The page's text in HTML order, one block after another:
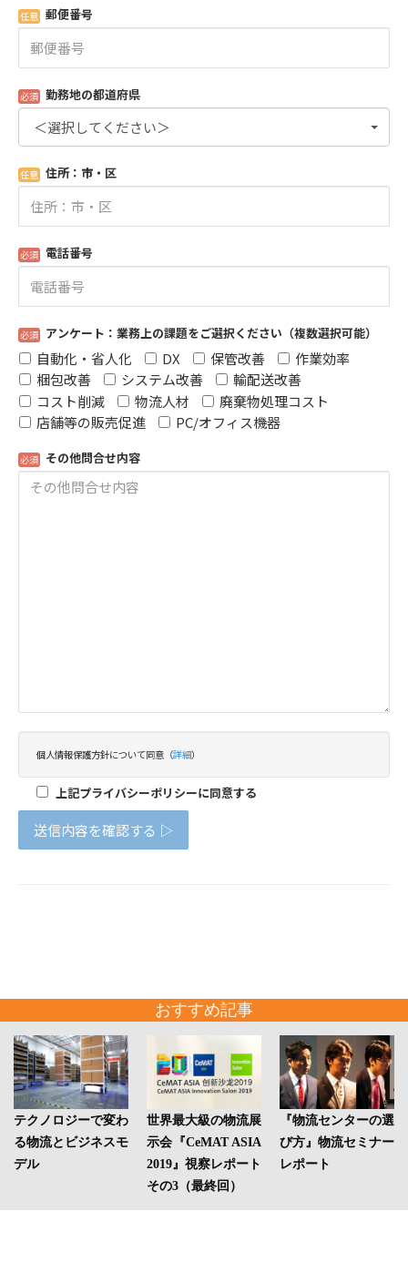
おすすめ記事
テクノロジーで変わ
る物流とビジネスモ
デル
世界最大級の物流展
示会『CeMAT ASIA
2019』視察レポート
その3（最終回）
『物流センターの選
び方』物流セミナー
レポート